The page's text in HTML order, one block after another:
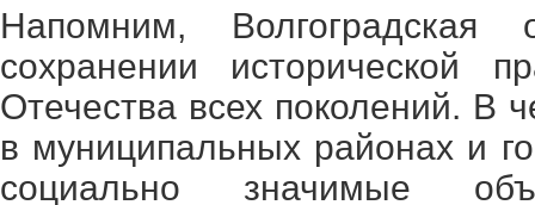
Напомним, Волгоградская
сохранении исторической
Отечества всех поколений. В
в муниципальных районах и
социально значимые